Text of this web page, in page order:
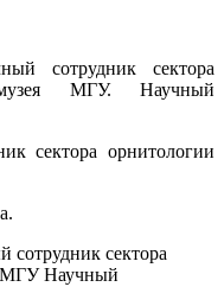
сотрудник сектора
музея МГУ. Научный
сектора орнитологии